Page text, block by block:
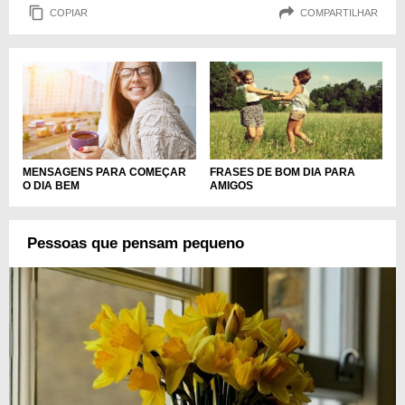
COPIAR COMPARTILHAR
MENSAGENS PARA COMEÇAR
O DIA BEM
FRASES DE BOM DIA PARA
AMIGOS
Pessoas que pensam pequeno